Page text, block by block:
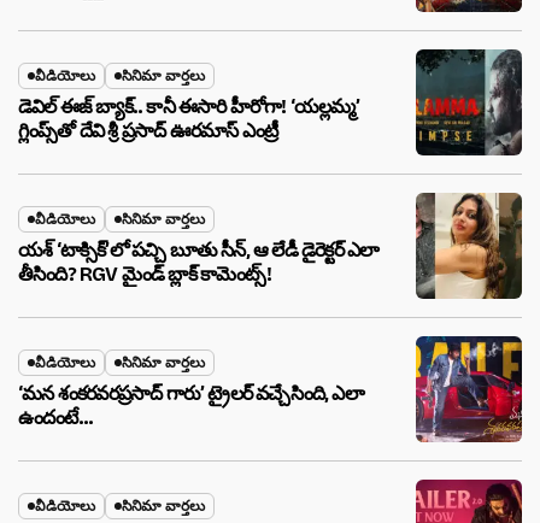
వీడియోలు సినిమా వార్తలు
డెవిల్ ఈజ్ బ్యాక్.. కానీ ఈసారి హీరోగా! ‘యల్లమ్మ’
గ్లింప్స్‌తో దేవి శ్రీ ప్రసాద్ ఊరమాస్ ఎంట్రీ
వీడియోలు సినిమా వార్తలు
యశ్ ‘టాక్సిక్’లో పచ్చి బూతు సీన్, ఆ లేడీ డైరెక్టర్ ఎలా
తీసింది? RGV మైండ్ బ్లాక్ కామెంట్స్!
వీడియోలు సినిమా వార్తలు
‘మన శంకరవరప్రసాద్ గారు’ ట్రైలర్ వచ్చేసింది, ఎలా
ఉందంటే…
వీడియోలు సినిమా వార్తలు